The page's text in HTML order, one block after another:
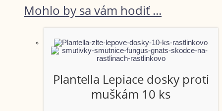
Mohlo by sa vám hodiť ...
Plantella Lepiace dosky proti
muškám 10 ks